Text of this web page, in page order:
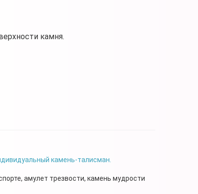
камня.
камень-талисман.
амулет трезвости, камень мудрости